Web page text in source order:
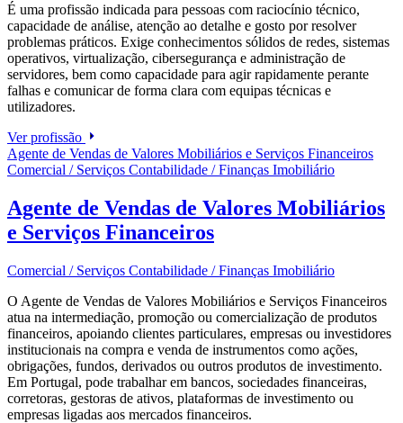
É uma profissão indicada para pessoas com raciocínio técnico,
capacidade de análise, atenção ao detalhe e gosto por resolver
problemas práticos. Exige conhecimentos sólidos de redes, sistemas
operativos, virtualização, cibersegurança e administração de
servidores, bem como capacidade para agir rapidamente perante
falhas e comunicar de forma clara com equipas técnicas e
utilizadores.
Ver profissão
Agente de Vendas de Valores Mobiliários e Serviços Financeiros
Comercial / Serviços Contabilidade / Finanças Imobiliário
Agente de Vendas de Valores Mobiliários
e Serviços Financeiros
Comercial / Serviços Contabilidade / Finanças Imobiliário
O Agente de Vendas de Valores Mobiliários e Serviços Financeiros
atua na intermediação, promoção ou comercialização de produtos
financeiros, apoiando clientes particulares, empresas ou investidores
institucionais na compra e venda de instrumentos como ações,
obrigações, fundos, derivados ou outros produtos de investimento.
Em Portugal, pode trabalhar em bancos, sociedades financeiras,
corretoras, gestoras de ativos, plataformas de investimento ou
empresas ligadas aos mercados financeiros.